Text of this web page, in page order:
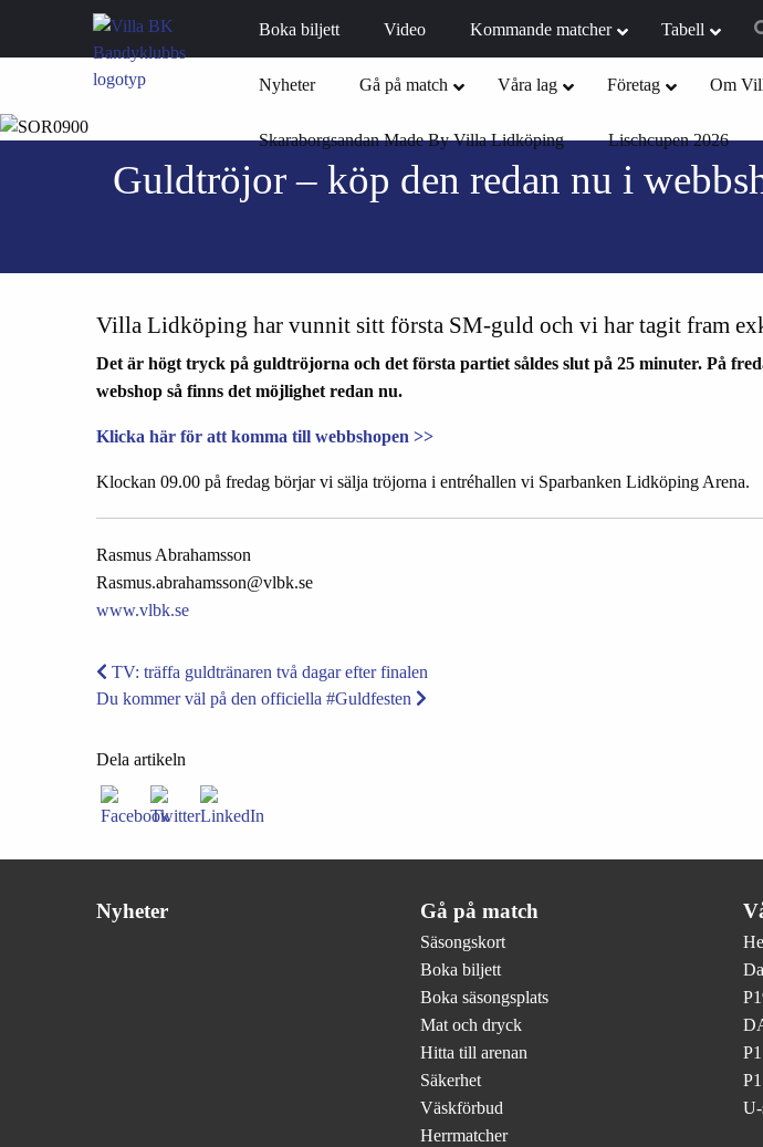
Boka biljett Video Kommande matcher Tabell
Nyheter Gå på match Våra lag Företag Om
Skaraborgsandan Made By Villa Lidköping Lischcupen 2026
Guldtröjor – köp den redan nu i
Villa Lidköping har vunnit sitt första SM-guld och vi har tagit fram
Det är högt tryck på guldtröjorna och det första partiet såldes slut på 25 minuter. På
webshop så finns det möjlighet redan nu.
Klicka här för att komma till webbshopen >>
Klockan 09.00 på fredag börjar vi sälja tröjorna i entréhallen vi Sparbanken Lidköping Arena.
Rasmus Abrahamsson
Rasmus.abrahamsson@vlbk.se
www.vlbk.se
TV: träffa guldtränaren två dagar efter finalen
Du kommer väl på den officiella #Guldfesten
Dela artikeln
Nyheter Gå på match
Säsongskort
Boka biljett
Boka säsongsplats
Mat och dryck
Hitta till arenan
Säkerhet
Väskförbud
Herrmatcher
U-